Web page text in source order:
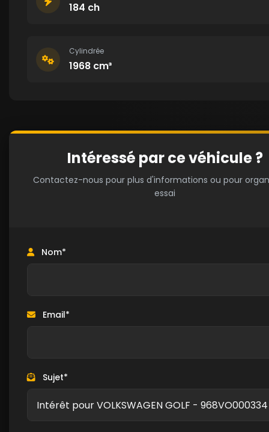
184 ch
Cylindrée
1968 cm³
Intéressé par ce véhicule ?
Contactez-nous pour plus d'informations ou pour
essai
Nom*
Email*
Sujet*